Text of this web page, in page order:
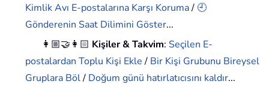
Kimlik Avı E-postalarına Karşı Koruma/ 🕘
Gönderenin Saat Dilimini Göster...
👩🏼‍🤝‍👩🏻 Kişiler & Takvim: Seçilen E-
postalardan Toplu Kişi Ekle/ Bir Kişi Grubunu Bireysel
Gruplara Böl/ Doğum günü hatırlatıcısını kaldır...